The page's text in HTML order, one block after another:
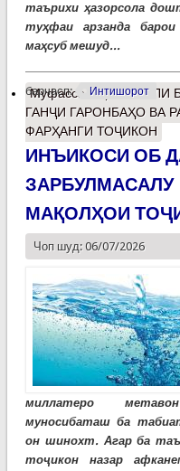
таърихи ҳазорсола
туҳфаи арзанда
маҳсуб мешуд...
барчасп: Интишорот
Муфассалтаро ЛАЪЛИ
ГАНҶИ ГАРОНБАҲО ВА
ФАРҲАНГИ ТОҶИКОН
ИНЪИКОСИ ОБ
ЗАРБУЛМАСАЛУ
МАҚОЛҲОИ
Чоп шуд: 06/07/2026
миллатеро
муносибаташ ба
он шинохт. Агар ба
тоҷикон назар